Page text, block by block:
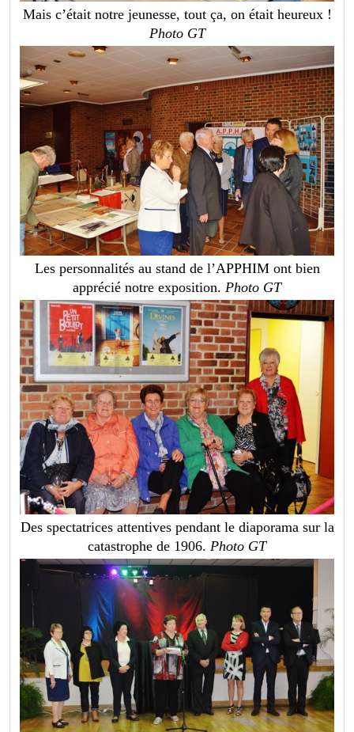
Mais c’était notre jeunesse, tout ça, on était heureux !
Photo GT
Les personnalités au stand de l’APPHIM ont bien
apprécié notre exposition. Photo GT
Des spectatrices attentives pendant le diaporama sur la
catastrophe de 1906. Photo GT